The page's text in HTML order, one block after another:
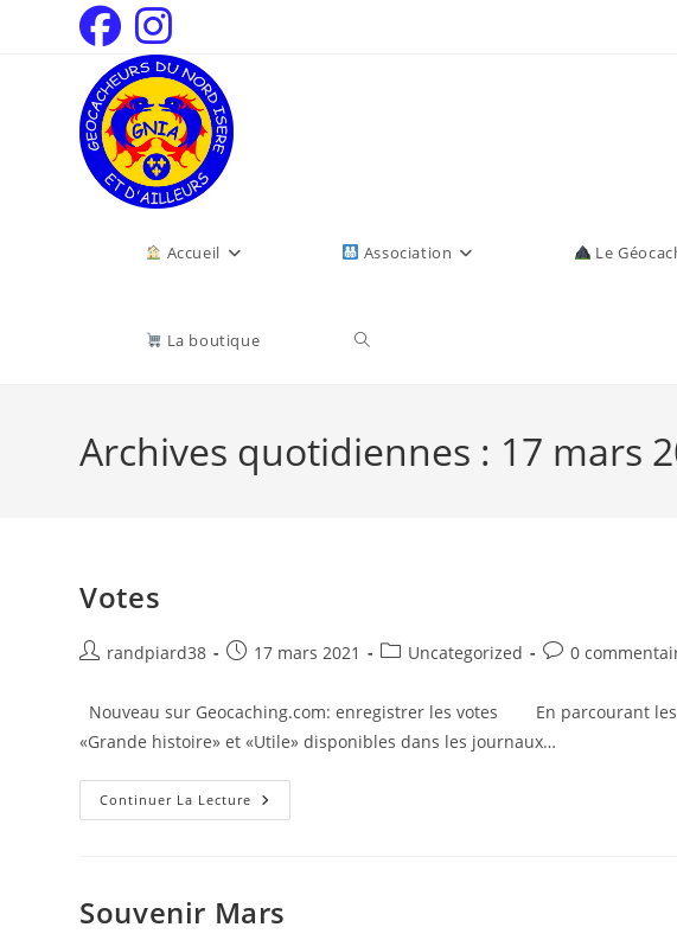
Accueil Association Le
La boutique
Archives quotidiennes : 17 mars
Votes
randpiard38 17 mars 2021 Uncategorized 0
Nouveau sur Geocaching.com: enregistrer les votes En parcourant
«Grande histoire» et «Utile» disponibles dans les journaux…
Continuer La Lecture
Souvenir Mars